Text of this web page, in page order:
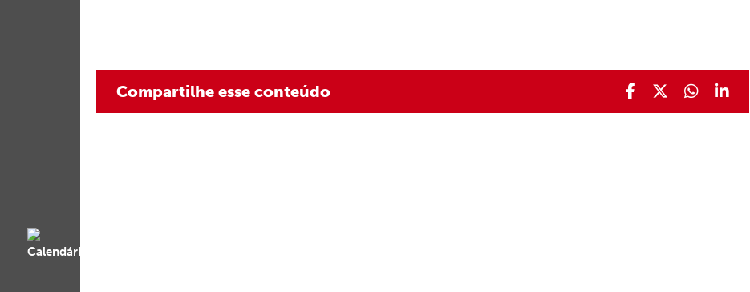
Compartilhe esse conteúdo